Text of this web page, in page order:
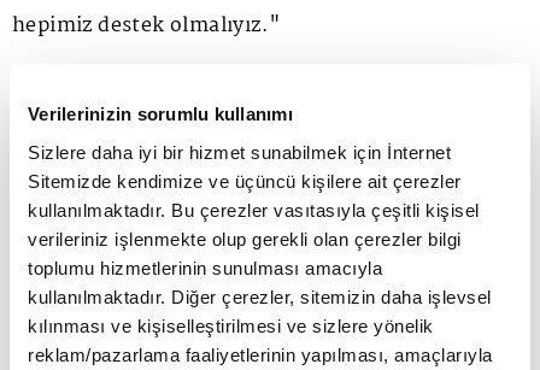
Verilerinizin sorumlu kullanımı
Sizlere daha iyi bir hizmet sunabilmek için İnternet
Sitemizde kendimize ve üçüncü kişilere ait çerezler
kullanılmaktadır. Bu çerezler vasıtasıyla çeşitli kişisel
verileriniz işlenmekte olup gerekli olan çerezler bilgi
toplumu hizmetlerinin sunulması amacıyla
kullanılmaktadır. Diğer çerezler, sitemizin daha işlevsel
kılınması ve kişiselleştirilmesi ve sizlere yönelik
reklam/pazarlama faaliyetlerinin yapılması, amaçlarıyla
hepimiz destek olmalıyız."
"İŞ DÜNYAMIZIN AŞI TEŞVİKLERİ İÇİN PROJE
GELİŞTİRMESİ ÇOK YARARLI OLACAK"
Aşılamadan kaçınmanın önlenmesinde teşvik
sisteminin yararlı olacağını aktaran Avdagiç,
"İTO'ya üye 640 bin firma bulunuyor. Yüzbinlerce
çalışanı ve milyonlarca müşterisi bulunan bu